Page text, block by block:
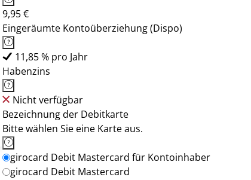
9,95 €
Eingeräumte Kontoüberziehung (Dispo)
11,85 % pro Jahr
Habenzins
Nicht verfügbar
Bezeichnung der Debitkarte
Bitte wählen Sie eine Karte aus.
girocard Debit Mastercard für Kontoinhaber
girocard Debit Mastercard